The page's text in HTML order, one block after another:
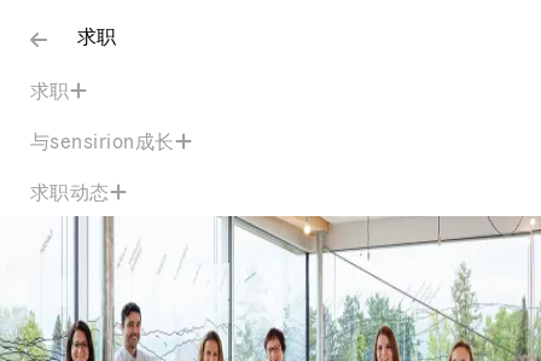
求职
求职
与sensirion成长
求职动态